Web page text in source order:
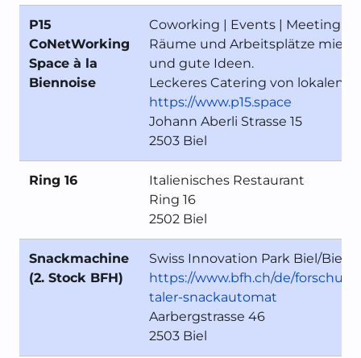
P15
CoNetWorking
Space à la
Biennoise
Coworking | Events | Meeting |
Räume und Arbeitsplätze
und gute Ideen.
Leckeres Catering von lokalen
https://www.p15.space
Johann Aberli Strasse 15
2503 Biel
Ring 16
Italienisches Restaurant
Ring 16
2502 Biel
Snackmachine
(2. Stock BFH)
Swiss Innovation Park Biel/
https://www.bfh.ch/de/
taler-snackautomat
Aarbergstrasse 46
2503 Biel